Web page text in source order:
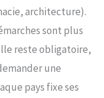
architecture).
sont plus
reste obligatoire,
une
pays fixe ses